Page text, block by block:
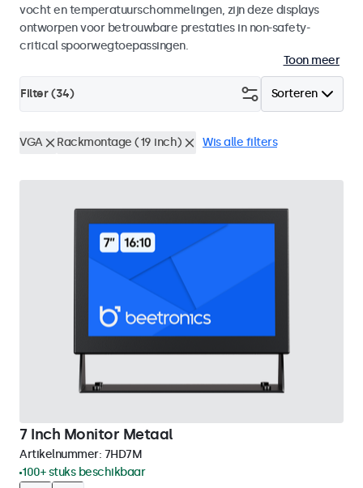
vocht en temperatuurschommelingen, zijn deze displays
ontworpen voor betrouwbare prestaties in non-safety-
critical spoorwegtoepassingen.
Toon meer
Sorteren
Filter (34)
VGA Rackmontage (19 inch) Wis alle filters
7 Inch Monitor Metaal
Artikelnummer: 7HD7M
100+ stuks beschikbaar